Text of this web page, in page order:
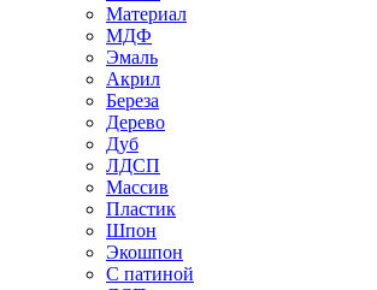
Материал
МДФ
Эмаль
Акрил
Береза
Дерево
Дуб
ЛДСП
Массив
Пластик
Шпон
Экошпон
С патиной